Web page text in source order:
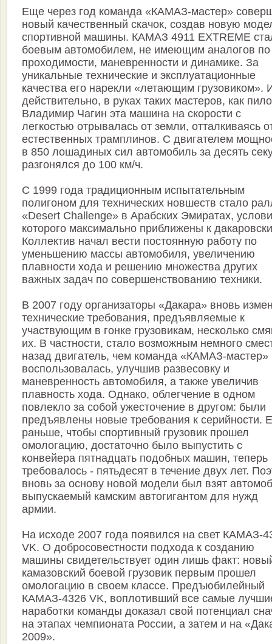
Еще через год команда «КАМАЗ-мастер»
новый качественный скачок, создав новую
спортивной машины. КАМАЗ 4911 EXTREME
боевым автомобилем, не имеющим аналогов по
проходимости, маневренности и динамике. За
уникальные технические и эксплуатационные
качества его нарекли «летающим грузовиком».
действительно, в руках таких мастеров, как
Владимир Чагин эта машина на скорости с
легкостью отрывалась от земли, отталкиваясь
естественных трамплинов. С двигателем
в 850 лошадиных сил автомобиль за десять
разгонялся до 100 км/ч.
С 1999 года традиционным испытательным
полигоном для технических новшеств стало
«Desert Challenge» в Арабских Эмиратах,
которого максимально приближены к
Коллектив начал вести постоянную работу по
уменьшению массы автомобиля, увеличению
плавности хода и решению множества других
важных задач по совершенствованию техники.
В 2007 году организаторы «Дакара» вновь
технические требования, предъявляемые к
участвующим в гонке грузовикам, несколько
их. В частности, стало возможным немного
назад двигатель, чем команда «КАМАЗ-мастер»
воспользовалась, улучшив развесовку и
маневренность автомобиля, а также увеличив
плавность хода. Однако, облегчение в одном
повлекло за собой ужесточение в другом: были
предъявлены новые требования к серийности.
раньше, чтобы спортивный грузовик прошел
омологацию, достаточно было выпустить с
конвейера пятнадцать подобных машин, теперь
требовалось - пятьдесят в течение двух лет.
вновь за основу новой модели был взят
выпускаемый камским автогигантом для нужд
армии.
На исходе 2007 года появился на свет КАМАЗ-
VK. О добросовестности подхода к созданию
машины свидетельствует один лишь факт:
камазовский боевой грузовик первым прошел
омологацию в своем классе. Предъюбилейный
КАМАЗ-4326 VK, воплотивший все самые
наработки команды доказал свой потенциал
на этапах чемпионата России, а затем и на
2009».